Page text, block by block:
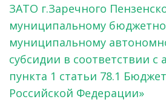
ЗАТО г.Заречного
муниципальному
муниципальному
субсидии в соответствии
пункта 1 статьи 78.1
Российской Федерации»